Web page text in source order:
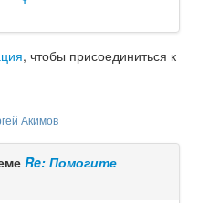
, чтобы присоединиться к
Акимов
Re: Помогите